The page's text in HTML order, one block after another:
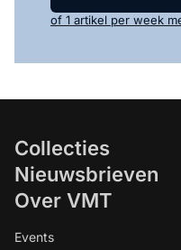
of 1 artikel per week
Collecties
Nieuwsbrieven
Over VMT
Events